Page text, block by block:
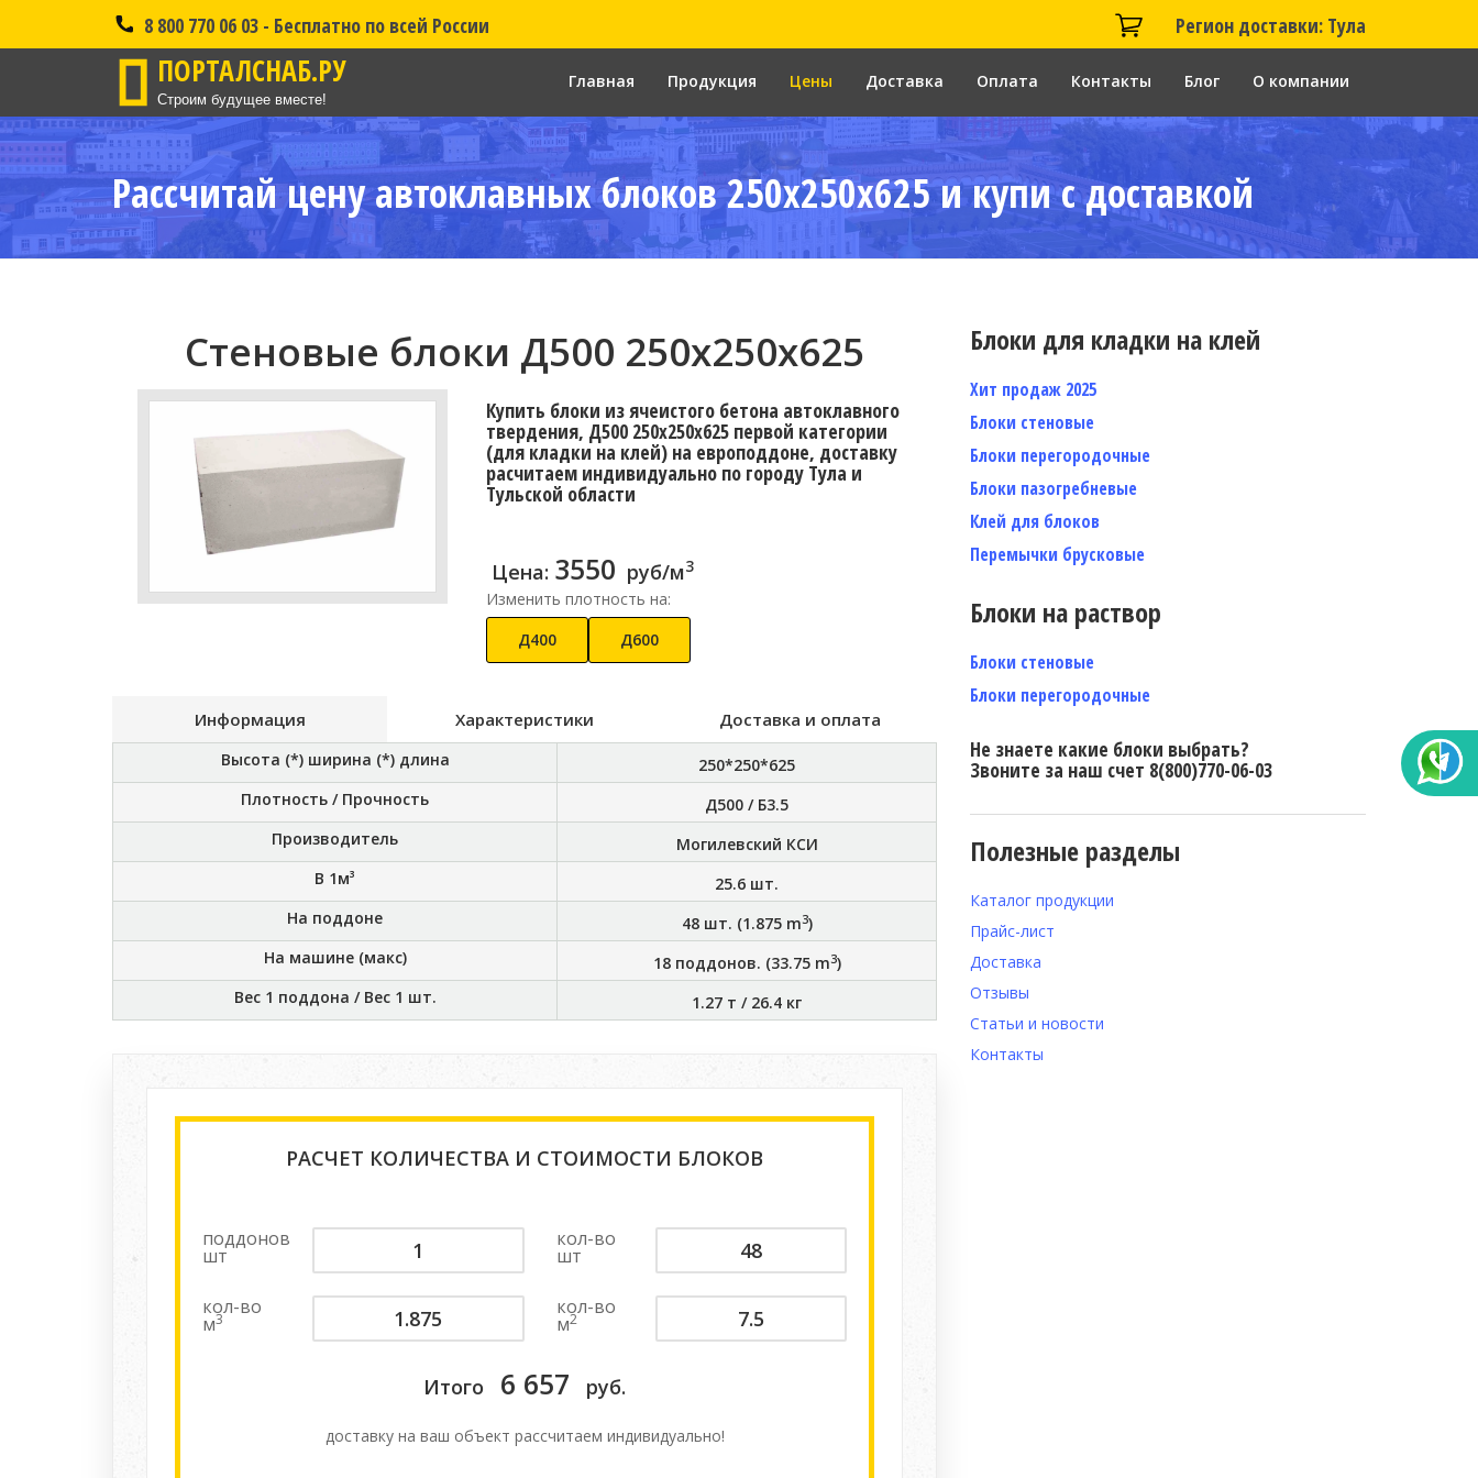
8 800 770 06 03 - Бесплатно по всей России Регион доставки: Тула
ПОРТАЛСНАБ.РУ
Строим будущее вместе!
Главная Продукция Цены Доставка Оплата Контакты Блог О компании
Рассчитай цену автоклавных блоков 250x250x625 и купи с доставкой
Стеновые блоки Д500 250x250x625
Купить блоки из ячеистого бетона автоклавного
твердения, Д500 250x250x625 первой категории
(для кладки на клей) на европоддоне, доставку
расчитаем индивидуально по городу Тула и
Тульской области
Цена: 3550 руб/м3
Изменить плотность на:
Д400
Д600
Информация Характеристики Доставка и оплата
Высота (*) ширина (*) длина
250*250*625
Плотность / Прочность
Д500 / Б3.5
Производитель
Могилевский КСИ
В 1м³
25.6 шт.
На поддоне
48шт. (1.875m3)
На машине (макс)
18поддонов. (33.75m3)
Вес 1 поддона / Вес 1 шт.
1.27 т / 26.4 кг
РАСЧЕТ КОЛИЧЕСТВА И СТОИМОСТИ БЛОКОВ
поддонов
шт
кол-во
шт
кол-во
м3
кол-во
м2
Итого 6 657 руб.
доставку на ваш объект расcчитаем индивидуально!
Блоки для кладки на клей
Хит продаж 2025
Блоки стеновые
Блоки перегородочные
Блоки пазогребневые
Клей для блоков
Перемычки брусковые
Блоки на раствор
Блоки стеновые
Блоки перегородочные
Не знаете какие блоки выбрать?
Звоните за наш счет 8(800)770-06-03
Полезные разделы
Каталог продукции
Прайс-лист
Доставка
Отзывы
Статьи и новости
Контакты